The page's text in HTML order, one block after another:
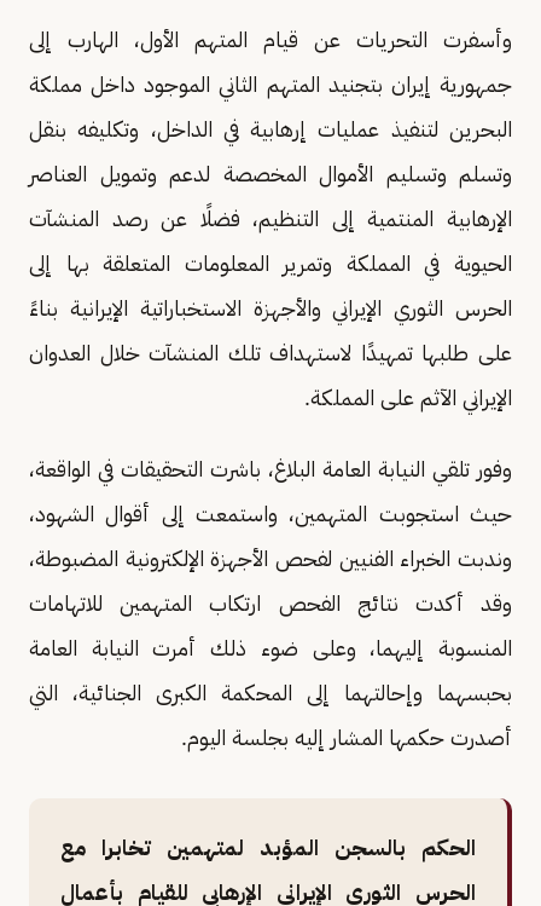
وأسفرت التحريات عن قيام المتهم الأول، الهارب إلى
جمهورية إيران بتجنيد المتهم الثاني الموجود داخل مملكة
البحرين لتنفيذ عمليات إرهابية في الداخل، وتكليفه بنقل
وتسلم وتسليم الأموال المخصصة لدعم وتمويل العناصر
الإرهابية المنتمية إلى التنظيم، فضلًا عن رصد المنشآت
الحيوية في المملكة وتمرير المعلومات المتعلقة بها إلى
الحرس الثوري الإيراني والأجهزة الاستخباراتية الإيرانية بناءً
على طلبها تمهيدًا لاستهداف تلك المنشآت خلال العدوان
الإيراني الآثم على المملكة.
وفور تلقي النيابة العامة البلاغ، باشرت التحقيقات في الواقعة،
حيث استجوبت المتهمين، واستمعت إلى أقوال الشهود،
وندبت الخبراء الفنيين لفحص الأجهزة الإلكترونية المضبوطة،
وقد أكدت نتائج الفحص ارتكاب المتهمين للاتهامات
المنسوبة إليهما، وعلى ضوء ذلك أمرت النيابة العامة
بحبسهما وإحالتهما إلى المحكمة الكبرى الجنائية، التي
أصدرت حكمها المشار إليه بجلسة اليوم.
الحكم بالسجن المؤبد لمتهمين تخابرا مع
الحرس الثوري الإيراني الإرهابي للقيام بأعمال